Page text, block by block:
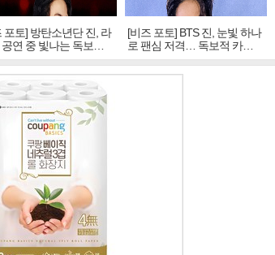
포토] 방탄소년단 진, 라
연 중 빛나는 독보적
[비즈 포토] BTS 진, 눈빛 하나
로 팬심 저격… 독보적 카리
스마